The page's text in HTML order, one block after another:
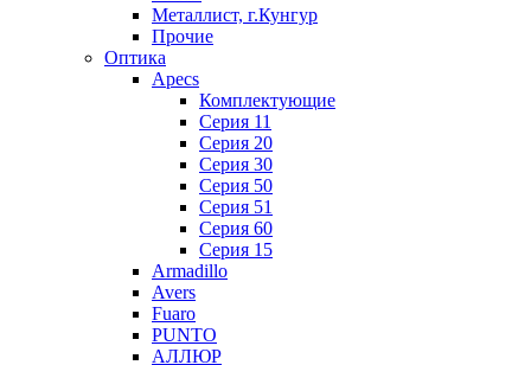
Металлист, г.Кунгур
Прочие
Оптика
Apecs
Комплектующие
Серия 11
Серия 20
Серия 30
Серия 50
Серия 51
Серия 60
Серия 15
Armadillo
Avers
Fuaro
PUNTO
АЛЛЮР